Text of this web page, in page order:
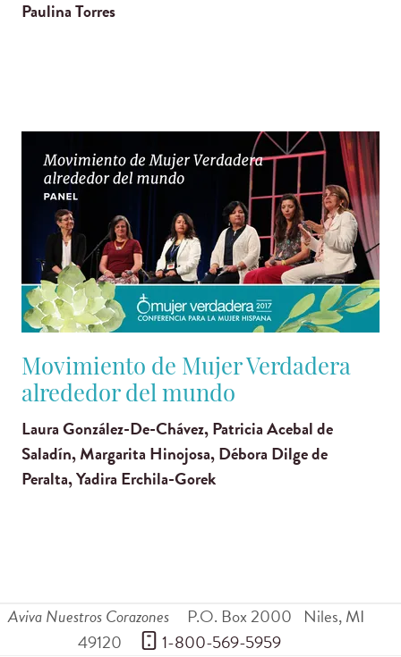
Paulina Torres
Movimiento de Mujer Verdadera
alrededor del mundo
Laura González-De-Chávez, Patricia Acebal de
Saladín, Margarita Hinojosa, Débora Dilge de
Peralta, Yadira Erchila-Gorek
Aviva Nuestros Corazones P.O. Box 2000 Niles,MI
49120
1-800-569-5959